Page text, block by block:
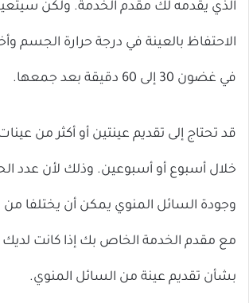
الذي يقدمه لك مقدم الخدمة. ولكن
الاحتفاظ بالعينة في درجة حرارة الجسم
في غضون 30 إلى 60 دقيقة بعد جمعها.
قد تحتاج إلى تقديم عينتين أو أكثر من
خلال أسبوع أو أسبوعين. وذلك لأن عدد
وجودة السائل المنوي يمكن أن يختلفا من
مع مقدم الخدمة الخاص بك إذا كانت
بشأن تقديم عينة من السائل المنوي.